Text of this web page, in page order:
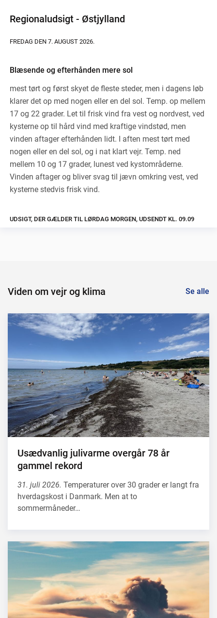
Regionaludsigt - Østjylland
FREDAG DEN 7. AUGUST 2026.
Blæsende og efterhånden mere sol
mest tørt og først skyet de fleste steder, men i dagens løb
klarer det op med nogen eller en del sol. Temp. op mellem
17 og 22 grader. Let til frisk vind fra vest og nordvest, ved
kysterne op til hård vind med kraftige vindstød, men
vinden aftager efterhånden lidt. I aften mest tørt med
nogen eller en del sol, og i nat klart vejr. Temp. ned
mellem 10 og 17 grader, lunest ved kystområderne.
Vinden aftager og bliver svag til jævn omkring vest, ved
kysterne stedvis frisk vind.
UDSIGT, DER GÆLDER TIL LØRDAG MORGEN, UDSENDT KL. 09.09
Viden om vejr og klima Se alle
Usædvanlig julivarme overgår 78 år
gammel rekord
31. juli 2026. Temperaturer over 30 grader er langt fra
hverdagskost i Danmark. Men at to
sommermåneder…